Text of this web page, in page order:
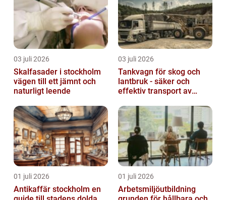
03 juli 2026
Skalfasader i stockholm
vägen till ett jämnt och
naturligt leende
03 juli 2026
Tankvagn för skog och
lantbruk - säker och
effektiv transport av
01 juli 2026
Antikaffär stockholm en
01 juli 2026
Arbetsmiljöutbildning